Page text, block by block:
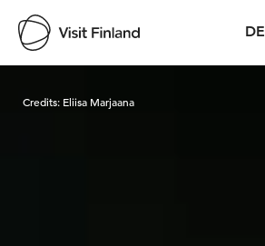
DE
Credits: Eliisa Marjaana